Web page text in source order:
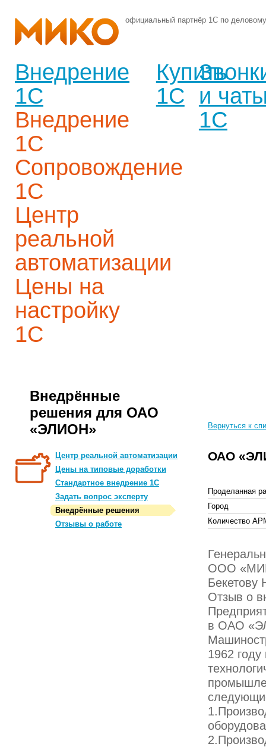
официальный партнёр 1С по
Внедрение
1С
Внедрение
1С
Сопровождение
1С
Центр
реальной
автоматизации
Цены на
настройку
1С
Купить
1С
и
1С
Внедрённые
решения для ОАО
«ЭЛИОН»
Центр реальной автоматизации
Цены на типовые доработки
Стандартное внедрение 1С
Задать вопрос эксперту
Внедрённые решения
Отзывы о работе
Вернуться к
ОАО
Проделанная
Город
Количество
ООО
Бекетову
Отзыв о
в ОАО
1962